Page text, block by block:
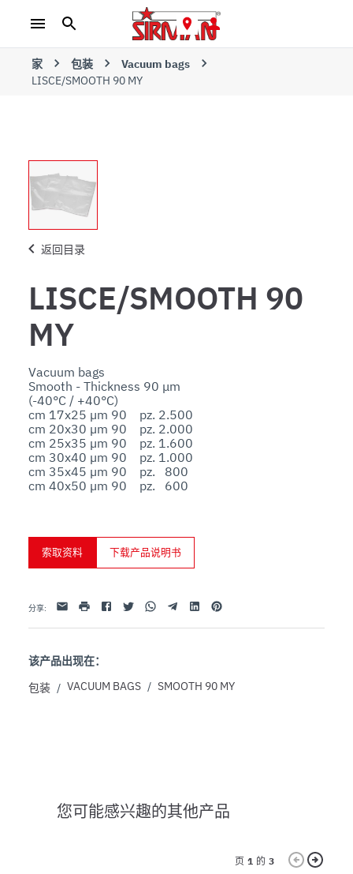
家 包装
Vacuum bags
LISCE/SMOOTH 90 MY
返回目录
LISCE/SMOOTH 90
MY
Vacuum bags
Smooth - Thickness 90 μm
(-40°C / +40°C)
cm 17x25 µm 90    pz. 2.500
cm 20x30 µm 90    pz. 2.000
cm 25x35 µm 90    pz. 1.600
cm 30x40 µm 90    pz. 1.000
cm 35x45 µm 90    pz.   800
cm 40x50 µm 90    pz.   600
索取资料 下载产品说明书
分享: 电子邮件
打印 FacebookTwitterWhatsappTelegramLinkedinPinterest
该产品出现在：
包装 / VACUUM BAGS / SMOOTH 90 MY
您可能感兴趣的其他产品
页 1 的 3